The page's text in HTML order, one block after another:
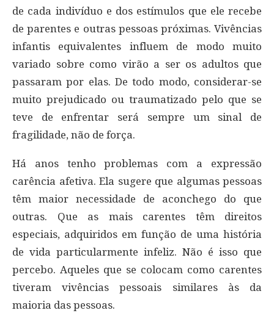
de cada indivíduo e dos estímulos que ele recebe
de parentes e outras pessoas próximas. Vivências
infantis equivalentes influem de modo muito
variado sobre como virão a ser os adultos que
passaram por elas. De todo modo, considerar-se
muito prejudicado ou traumatizado pelo que se
teve de enfrentar será sempre um sinal de
fragilidade, não de força.
Há anos tenho problemas com a expressão
carência afetiva. Ela sugere que algumas pessoas
têm maior necessidade de aconchego do que
outras. Que as mais carentes têm direitos
especiais, adquiridos em função de uma história
de vida particularmente infeliz. Não é isso que
percebo. Aqueles que se colocam como carentes
tiveram vivências pessoais similares às da
maioria das pessoas.